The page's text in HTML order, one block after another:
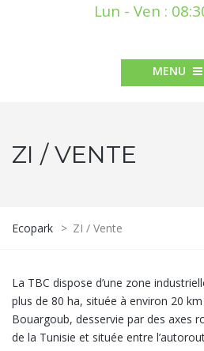
Lun - Ven :
MENU
ZI / VENTE
Ecopark > ZI / Vente
La TBC dispose d’une zone
plus de 80 ha, située à environ 20
Bouargoub, desservie par des axes
de la Tunisie et située entre